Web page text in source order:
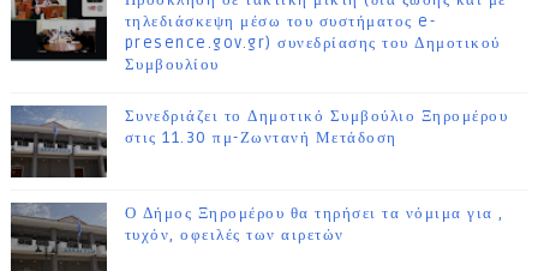
τηλεδιάσκεψη μέσω του συστήματος e-
presence.gov.gr) συνεδρίασης του Δημοτικού
Συμβουλίου
Συνεδριάζει το Δημοτικό Συμβούλιο Ξηρομέρου
στις 11.30 πμ-Ζωντανή Μετάδοση
Ο Δήμος Ξηρομέρου θα τηρήσει τα νόμιμα για ,
τυχόν, οφειλές των αιρετών